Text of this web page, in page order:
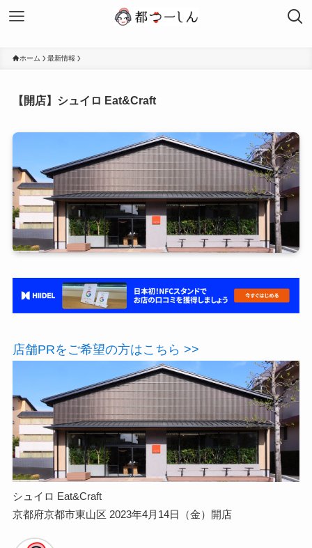
ホーム 最新情報
【開店】シュイロ Eat&Craft
店舗PRをご希望の方はこちら >>
シュイロ Eat&Craft
京都府京都市東山区 2023年4月14日（金）開店